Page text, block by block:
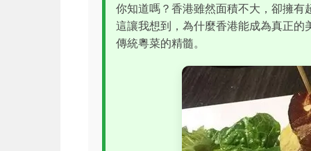
你知道嗎？香港雖然面積不大，卻擁
這讓我想到，為什麼香港能成為真正
傳統粵菜的精髓。